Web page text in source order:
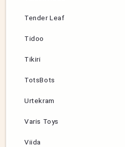
Tender Leaf
Tidoo
Tikiri
TotsBots
Urtekram
Varis Toys
Viida